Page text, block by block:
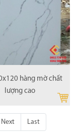
hàng mờ chất
lượng cao
Next Last